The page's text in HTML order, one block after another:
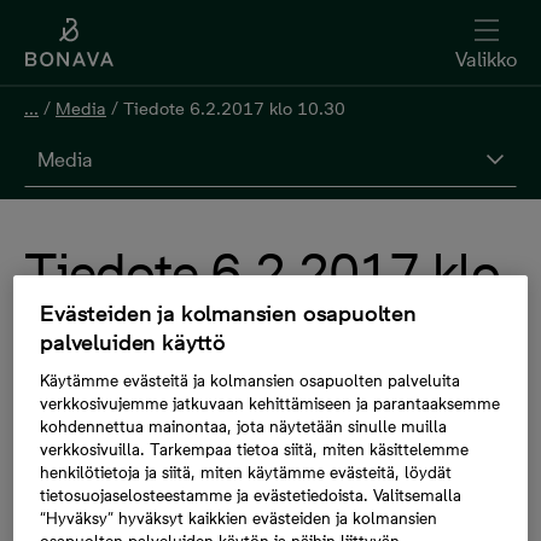
Valikko
... / Media / Tiedote 6.2.2017 klo 10.30
Media
Tiedote 6.2.2017 klo
10.30
6.2.2017, 12.30
Espoon Perkkaalle nousee lähivuosien aikana Bonavan
uusi kotikortteli, Espoon Vermonniitty, joka
Evästeiden ja kolmansien osapuolten
palveluiden käyttö
Käytämme evästeitä ja kolmansien osapuolten palveluita
verkkosivujemme jatkuvaan kehittämiseen ja parantaaksemme
kohdennettua mainontaa, jota näytetään sinulle muilla
verkkosivuilla. Tarkempaa tietoa siitä, miten käsittelemme
henkilötietoja ja siitä, miten käytämme evästeitä, löydät
tietosuojaselosteestamme ja evästetiedoista. Valitsemalla
“Hyväksy” hyväksyt kaikkien evästeiden ja kolmansien